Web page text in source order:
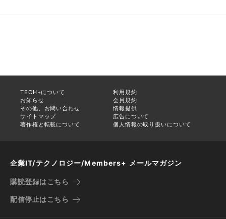
TECH+について
利用規約
お知らせ
会員規約
その他、お問い合わせ
情報提供
サイトマップ
広告について
著作権と転載について
個人情報の取り扱いについて
企業IT/テクノロジー/Members+ メールマガジン
購読登録はこちら
配信停止はこちら